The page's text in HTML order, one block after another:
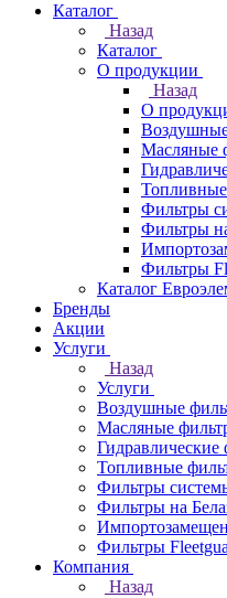
Каталог
Назад
Каталог
О продукции
Назад
О
Масляные
Фильтры
Фильтры
Фильтры
Каталог
Бренды
Акции
Услуги
Назад
Услуги
Воздушные
Масляные
Гидравлические
Топливные
Фильтры
Фильтры на
Фильтры
Компания
Назад